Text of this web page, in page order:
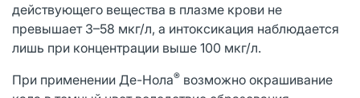
действующего вещества в плазме крови не
превышает 3–58 мкг/л, а интоксикация наблюдается
лишь при концентрации выше 100 мкг/л.
При применении Де-Нола® возможно окрашивание